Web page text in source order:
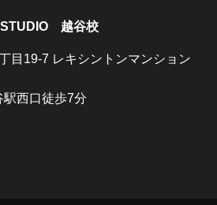
越谷校
目19-7 レキシントンマンション
西口徒歩7分